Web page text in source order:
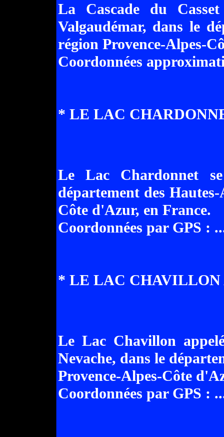
La Cascade du
Valgaudémar, dans le
région Provence-Alpes-
Coordonnées
* LE LAC
Le Lac Chardonnet
département des
Côte d'Azur, en France.
Coordonnées par GPS :
* LE LAC CHAVILLON
Le Lac Chavillon
Nevache, dans le
Provence-Alpes-Côte
Coordonnées par GPS :